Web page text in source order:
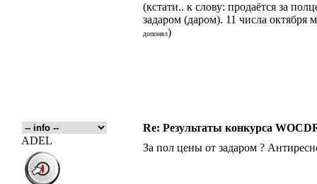
(кстати.. к слову: продаётся за
задаром (даром). 11 числа октября
допонял)
Re: Результаты конкурса
ADEL
За пол цены от задаром ?